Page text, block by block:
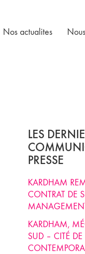
Nos actualites
LES
PRESSE
KARDHAM
CONTRAT DE
KARDHAM,
SUD – CITÉ DE